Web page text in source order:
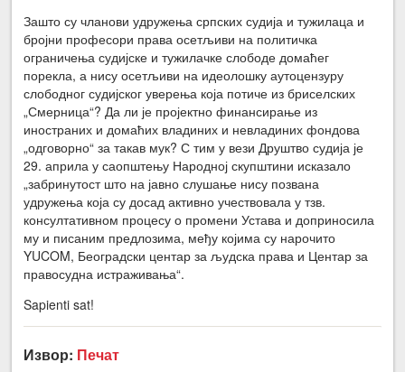
Зашто су чланови удружења српских судија и тужилаца и
бројни професори права осетљиви на политичка
ограничења судијске и тужилачке слободе домаћег
порекла, а нису осетљиви на идеолошку аутоцензуру
слободног судијског уверења која потиче из бриселских
„Смерница“? Да ли је пројектно финансирање из
иностраних и домаћих владиних и невладиних фондова
„одговорно“ за такав мук? С тим у вези Друштво судија је
29. априла у саопштењу Народној скупштини исказало
„забринутост што на јавно слушање нису позвана
удружења која су досад активно учествовала у тзв.
консултативном процесу о промени Устава и доприносила
му и писаним предлозима, међу којима су нарочито
YUCOM, Београдски центар за људска права и Центар за
правосудна истраживања“.
Sapienti sat!
Извор: Печат